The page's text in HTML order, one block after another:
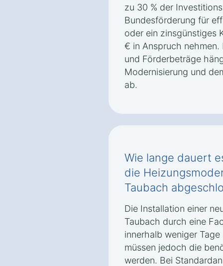
zu 30 % der
Bundesförderung für
oder ein zinsgünstiges
€ in Anspruch nehmen.
und Förderbeträge
Modernisierung und
ab.
Wie lange dauert
die
Taubach
Die Installation einer
Taubach durch eine
innerhalb weniger
müssen jedoch die
werden. Bei